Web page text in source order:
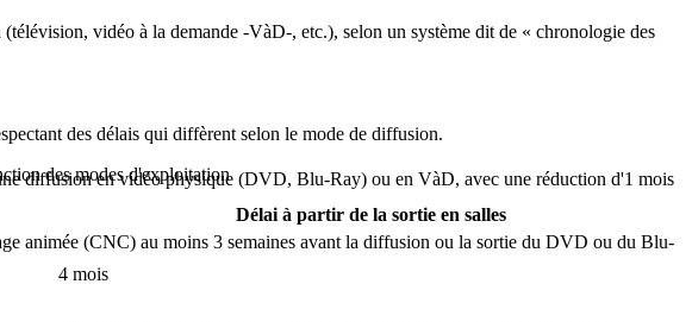
vidéo à la demande -VàD-, etc.), selon un système dit de « chronologie des
des délais qui diffèrent selon le mode de diffusion.
des modes d'exploitation
Délai à partir de la sortie en salles
4 mois
diffusion en vidéo physique (DVD, Blu-Ray) ou en VàD, avec une réduction d'1 mois
animée (CNC) au moins 3 semaines avant la diffusion ou la sortie du DVD ou du Blu-